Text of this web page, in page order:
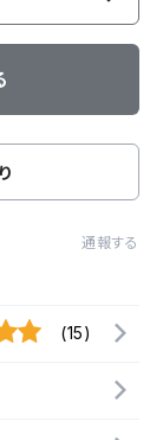
通報する
(15)